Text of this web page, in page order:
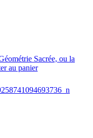
Sacrée, ou la
au panier